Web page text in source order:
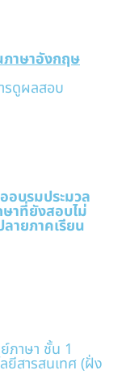
าษาอังกฤษ
รดูผลสอบ
อบรมประมวล
าที่ยังสอบไม่
ายภาคเรียน
าษา ชั้น 1
ยีสารสนเทศ (ฝั่ง